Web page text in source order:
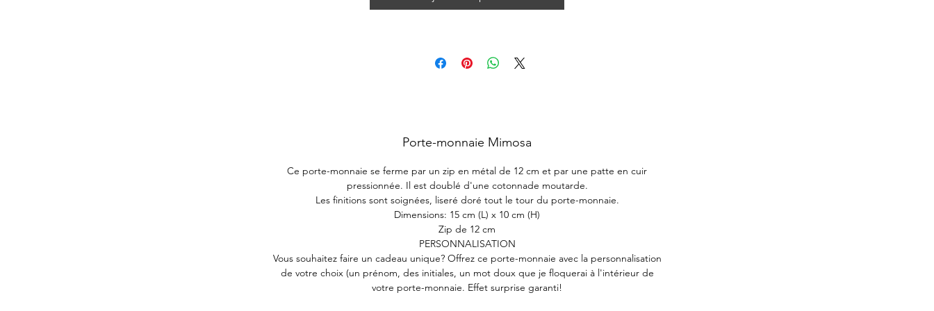
Porte-monnaie Mimosa
Ce porte-monnaie se ferme par un zip en métal de 12 cm et par une patte en cuir
pressionnée. Il est doublé d'une cotonnade moutarde.
Les finitions sont soignées, liseré doré tout le tour du porte-monnaie.
Dimensions: 15 cm (L) x 10 cm (H)
Zip de 12 cm
PERSONNALISATION
Vous souhaitez faire un cadeau unique? Offrez ce porte-monnaie avec la personnalisation
de votre choix (un prénom, des initiales, un mot doux que je floquerai à l'intérieur de
votre porte-monnaie. Effet surprise garanti!